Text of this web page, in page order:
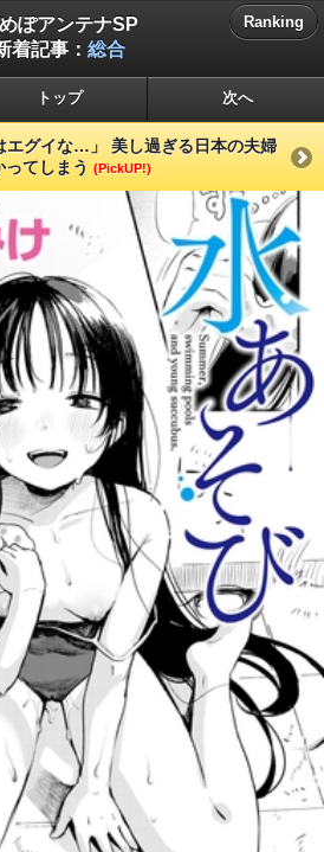
ぽアンテナSP
着記事： 総合
Ranking
トップ 次へ
エグイな…」 美し過ぎる日本の夫婦
てしまう (PickUP!)